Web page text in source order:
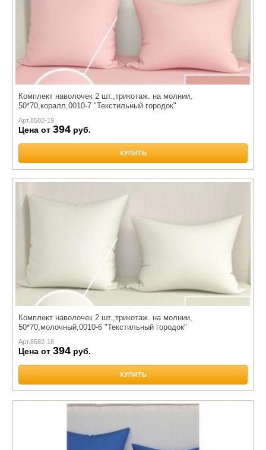
Комплект наволочек 2 шт.,трикотаж. на молнии,
50*70,коралл,0010-7 "Текстильный городок"
Арт.8582-19
Цена от 394 руб.
КУПИТЬ
Комплект наволочек 2 шт.,трикотаж. на молнии,
50*70,молочный,0010-6 "Текстильный городок"
Арт.8582-18
Цена от 394 руб.
КУПИТЬ